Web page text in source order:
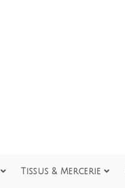
Tissus & Mercerie